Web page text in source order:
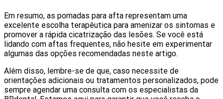
Em resumo, as pomadas para afta representam uma
excelente escolha terapêutica para amenizar os sintomas e
promover a rápida cicatrização das lesões. Se você está
lidando com aftas frequentes, não hesite em experimentar
algumas das opções recomendadas neste artigo.
Além disso, lembre-se de que, caso necessite de
orientações adicionais ou tratamentos personalizados, pode
sempre agendar uma consulta com os especialistas da